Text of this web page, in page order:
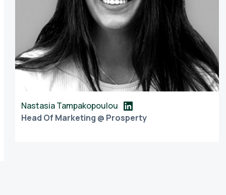
Nastasia Tampakopoulou
Head Of Marketing @ Prosperty